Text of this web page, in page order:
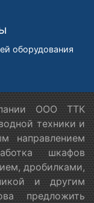
оборудования
ООО ТТК
техники и
направлением
шкафов
дробилками,
и другим
предложить